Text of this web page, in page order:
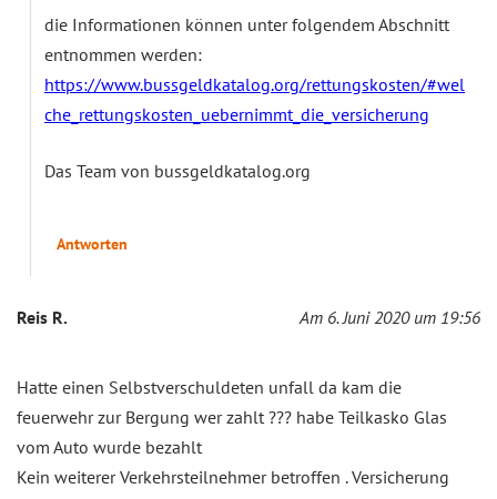
die Informationen können unter folgendem Abschnitt
entnommen werden:
https://www.bussgeldkatalog.org/rettungskosten/#wel
che_rettungskosten_uebernimmt_die_versicherung
Das Team von bussgeldkatalog.org
Antworten
Reis R. Am 6. Juni 2020 um 19:56
Hatte einen Selbstverschuldeten unfall da kam die
feuerwehr zur Bergung wer zahlt ??? habe Teilkasko Glas
vom Auto wurde bezahlt
Kein weiterer Verkehrsteilnehmer betroffen . Versicherung